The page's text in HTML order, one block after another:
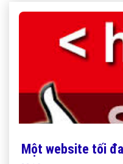
Một website tối